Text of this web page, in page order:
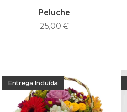
Peluche
25,00 €
Entrega Incluída